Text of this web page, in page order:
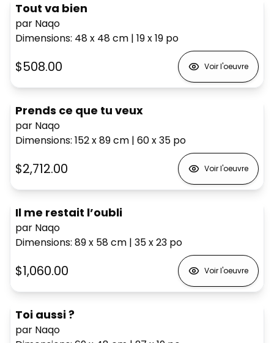
Tout va bien
par Naqo
Dimensions: 48 x 48cm | 19 x 19 po
$508.00 Voir l'oeuvre
Prends ce que tu veux
par Naqo
Dimensions: 152 x 89cm | 60 x 35 po
$2,712.00 Voir l'oeuvre
Il me restait l’oubli
par Naqo
Dimensions: 89 x 58cm | 35 x 23 po
$1,060.00 Voir l'oeuvre
Toi aussi ?
par Naqo